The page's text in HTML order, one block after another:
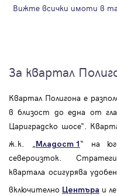
Вижте всички имоти в
За квартал
Квартал Полигона е
в близост до една от
Цариградско шосе“.
ж.к. „Младост 1“ на
североизток.
квартала осигурява
включително Центъра и